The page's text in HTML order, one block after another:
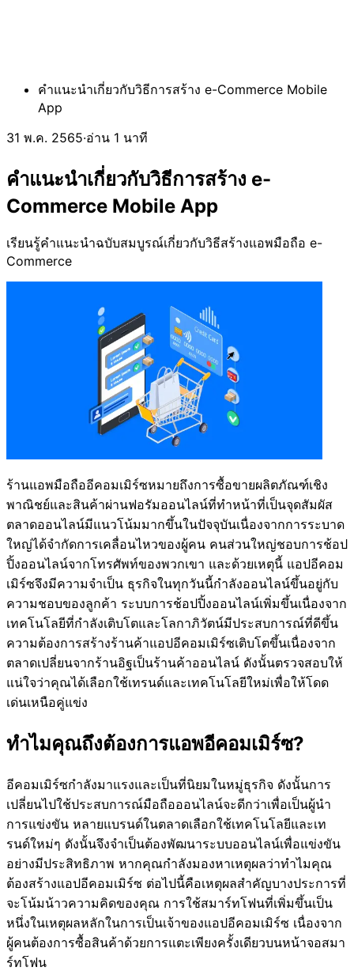
คำแนะนำเกี่ยวกับวิธีการสร้าง e-Commerce Mobile
App
31 พ.ค. 2565·อ่าน 1 นาที
คำแนะนำเกี่ยวกับวิธีการสร้าง e-
Commerce Mobile App
เรียนรู้คำแนะนำฉบับสมบูรณ์เกี่ยวกับวิธีสร้างแอพมือถือ e-
Commerce
ร้านแอพมือถืออีคอมเมิร์ซหมายถึงการซื้อขายผลิตภัณฑ์เชิง
พาณิชย์และสินค้าผ่านฟอรัมออนไลน์ที่ทำหน้าที่เป็นจุดสัมผัส
ตลาดออนไลน์มีแนวโน้มมากขึ้นในปัจจุบันเนื่องจากการระบาด
ใหญ่ได้จำกัดการเคลื่อนไหวของผู้คน คนส่วนใหญ่ชอบการช้อป
ปิ้งออนไลน์จากโทรศัพท์ของพวกเขา และด้วยเหตุนี้ แอปอีคอม
เมิร์ซจึงมีความจำเป็น ธุรกิจในทุกวันนี้กำลังออนไลน์ขึ้นอยู่กับ
ความชอบของลูกค้า ระบบการช้อปปิ้งออนไลน์เพิ่มขึ้นเนื่องจาก
เทคโนโลยีที่กำลังเติบโตและโลกาภิวัตน์มีประสบการณ์ที่ดีขึ้น
ความต้องการสร้างร้านค้าแอปอีคอมเมิร์ซเติบโตขึ้นเนื่องจาก
ตลาดเปลี่ยนจากร้านอิฐเป็นร้านค้าออนไลน์ ดังนั้นตรวจสอบให้
แน่ใจว่าคุณได้เลือกใช้เทรนด์และเทคโนโลยีใหม่เพื่อให้โดด
เด่นเหนือคู่แข่ง
ทำไมคุณถึงต้องการแอพอีคอมเมิร์ซ?
อีคอมเมิร์ซกำลังมาแรงและเป็นที่นิยมในหมู่ธุรกิจ ดังนั้นการ
เปลี่ยนไปใช้ประสบการณ์มือถือออนไลน์จะดีกว่าเพื่อเป็นผู้นำ
การแข่งขัน หลายแบรนด์ในตลาดเลือกใช้เทคโนโลยีและเท
รนด์ใหม่ๆ ดังนั้นจึงจำเป็นต้องพัฒนาระบบออนไลน์เพื่อแข่งขัน
อย่างมีประสิทธิภาพ หากคุณกำลังมองหาเหตุผลว่าทำไมคุณ
ต้องสร้างแอปอีคอมเมิร์ซ ต่อไปนี้คือเหตุผลสำคัญบางประการที่
จะโน้มน้าวความคิดของคุณ การใช้สมาร์ทโฟนที่เพิ่มขึ้นเป็น
หนึ่งในเหตุผลหลักในการเป็นเจ้าของแอปอีคอมเมิร์ซ เนื่องจาก
ผู้คนต้องการซื้อสินค้าด้วยการแตะเพียงครั้งเดียวบนหน้าจอสมา
ร์ทโฟน